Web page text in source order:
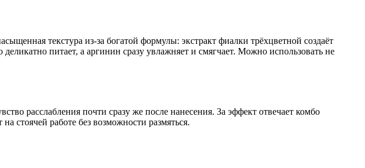
текстура из‑за богатой формулы: экстракт фиалки трёхцветной создаёт
питает, а аргинин сразу увлажняет и смягчает. Можно использовать не
расслабления почти сразу же после нанесения. За эффект отвечает комбо
стоячей работе без возможности размяться.